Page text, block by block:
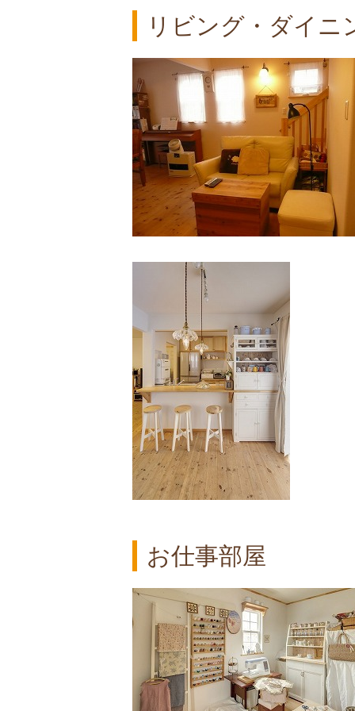
リビング・ダイニ
お仕事部屋